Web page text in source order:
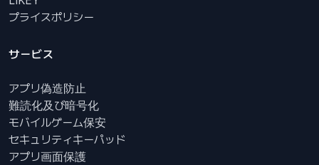
プライスポリシー
サービス
アプリ偽造防止
難読化及び暗号化
モバイルゲーム保安
セキュリティキーパッド
アプリ画面保護